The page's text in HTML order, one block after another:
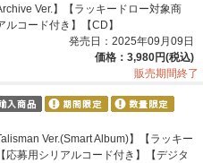
Ver.】【ラッキードロー対象商
コード付き】【CD】
発売日：2025年09月09日
価格：3,980円(税込)
販売期間終了
Ver.(Smart Album)】【ラッキー
応募用シリアルコード付き】【デジタ